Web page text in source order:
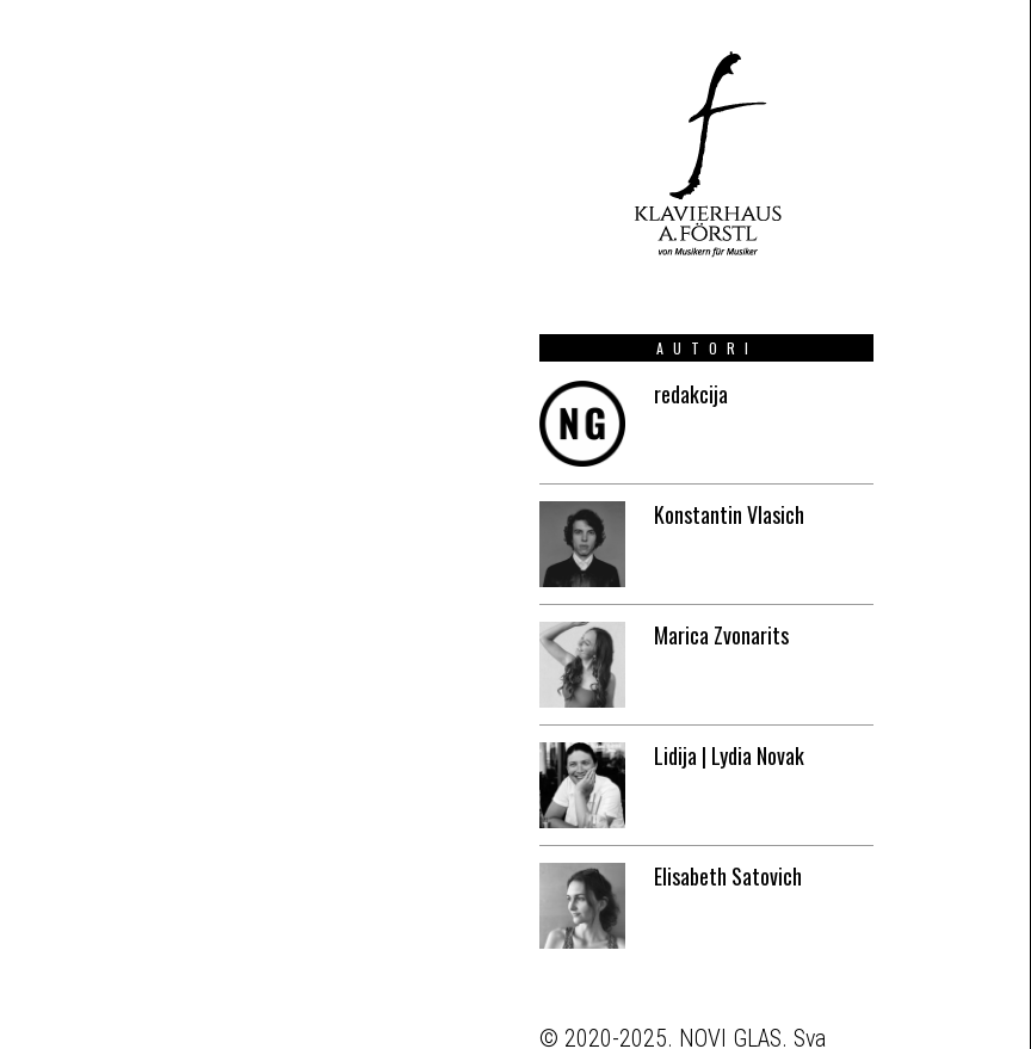
AUTORI
redakcija
Konstantin Vlasich
Marica Zvonarits
Lidija | Lydia Novak
Elisabeth Satovich
© 2020-2025. NOVI GLAS. Sva